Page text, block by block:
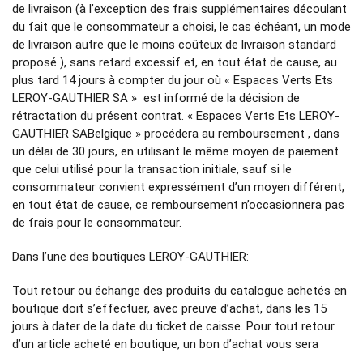
de livraison (à l’exception des frais supplémentaires découlant
du fait que le consommateur a choisi, le cas échéant, un mode
de livraison autre que le moins coûteux de livraison standard
proposé ), sans retard excessif et, en tout état de cause, au
plus tard 14 jours à compter du jour où « Espaces Verts Ets
LEROY-GAUTHIER SA » est informé de la décision de
rétractation du présent contrat. « Espaces Verts Ets LEROY-
GAUTHIER SABelgique » procédera au remboursement , dans
un délai de 30 jours, en utilisant le même moyen de paiement
que celui utilisé pour la transaction initiale, sauf si le
consommateur convient expressément d’un moyen différent,
en tout état de cause, ce remboursement n’occasionnera pas
de frais pour le consommateur.
Dans l’une des boutiques LEROY-GAUTHIER:
Tout retour ou échange des produits du catalogue achetés en
boutique doit s’effectuer, avec preuve d’achat, dans les 15
jours à dater de la date du ticket de caisse. Pour tout retour
d’un article acheté en boutique, un bon d’achat vous sera